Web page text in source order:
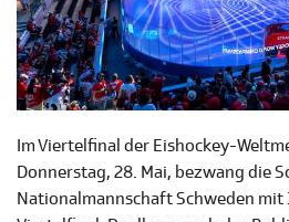
Im Viertelfinal der Eishockey-
Donnerstag, 28. Mai, bezwang die
Nationalmannschaft Schweden mit